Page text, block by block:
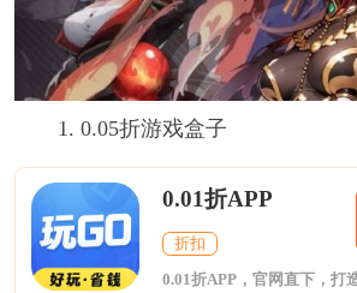
1. 0.05折游戏盒子
0.01折APP
折扣